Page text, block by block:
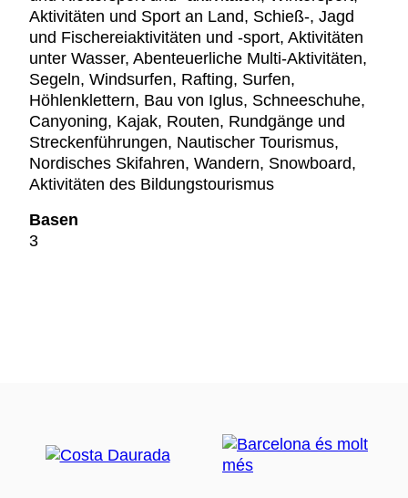
Aktivitäten und Sport an Land, Schieß-, Jagd
und Fischereiaktivitäten und -sport, Aktivitäten
unter Wasser, Abenteuerliche Multi-Aktivitäten,
Segeln, Windsurfen, Rafting, Surfen,
Höhlenklettern, Bau von Iglus, Schneeschuhe,
Canyoning, Kajak, Routen, Rundgänge und
Streckenführungen, Nautischer Tourismus,
Nordisches Skifahren, Wandern, Snowboard,
Aktivitäten des Bildungstourismus
Basen
3